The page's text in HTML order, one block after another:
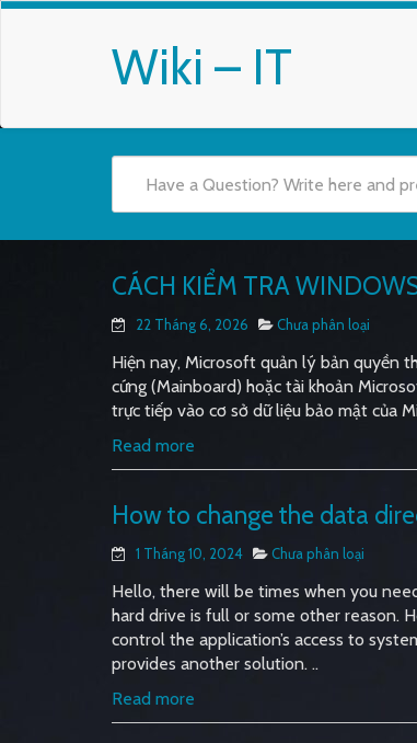
Wiki – IT
CÁCH KIỂM TRA
22 Tháng 6, 2026 Chưa phân loại
Hiện nay, Microsoft quản lý bản quyền
cứng (Mainboard) hoặc tài khoản
trực tiếp vào cơ sở dữ liệu bảo mật của
Read more
How to change the data
1 Tháng 10, 2024 Chưa phân loại
Hello, there will be times when you
hard drive is full or some other reason.
control the application’s access to
provides another solution. ..
Read more